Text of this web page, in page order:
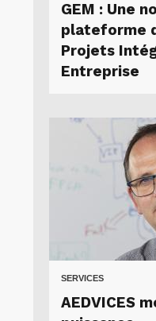
GEM : Une
plateforme
Projets
Entreprise
SERVICES
AEDVICES